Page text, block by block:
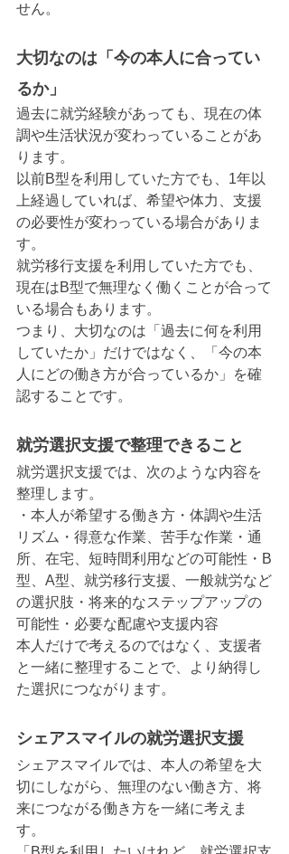
せん。
大切なのは「今の本人に合ってい
るか」
過去に就労経験があっても、現在の体
調や生活状況が変わっていることがあ
ります。
以前B型を利用していた方でも、1年以
上経過していれば、希望や体力、支援
の必要性が変わっている場合がありま
す。
就労移行支援を利用していた方でも、
現在はB型で無理なく働くことが合って
いる場合もあります。
つまり、大切なのは「過去に何を利用
していたか」だけではなく、「今の本
人にどの働き方が合っているか」を確
認することです。
就労選択支援で整理できること
就労選択支援では、次のような内容を
整理します。
・本人が希望する働き方・体調や生活
リズム・得意な作業、苦手な作業・通
所、在宅、短時間利用などの可能性・B
型、A型、就労移行支援、一般就労など
の選択肢・将来的なステップアップの
可能性・必要な配慮や支援内容
本人だけで考えるのではなく、支援者
と一緒に整理することで、より納得し
た選択につながります。
シェアスマイルの就労選択支援
シェアスマイルでは、本人の希望を大
切にしながら、無理のない働き方、将
来につながる働き方を一緒に考えま
す。